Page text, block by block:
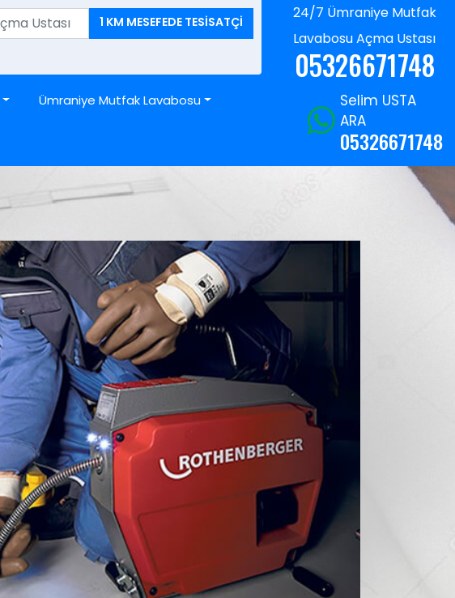
1 KM MESEFEDE TESİSATÇİ
24/7 Ümraniye Mutfak
Lavabosu Açma Ustası
05326671748
Ümraniye Mutfak Lavabosu
Selim USTA
ARA
05326671748